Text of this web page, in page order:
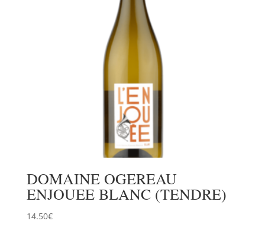
DOMAINE OGEREAU
ENJOUEE BLANC (TENDRE)
14.50€